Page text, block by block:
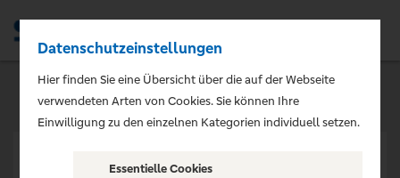
Datenschutzeinstellungen
Hier finden Sie eine Übersicht über die auf der Webseite
verwendeten Arten von Cookies. Sie können Ihre
Einwilligung zu den einzelnen Kategorien individuell setzen.
Essentielle Cookies